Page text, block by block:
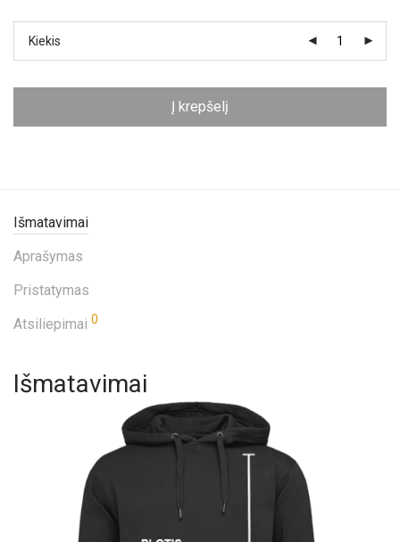
Kiekis
Į krepšelį
Išmatavimai
Aprašymas
Pristatymas
Atsiliepimai 0
Išmatavimai